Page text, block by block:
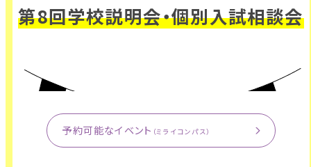
第8回学校説明会・個別入試相談会
予約可能なイベント （ミライコンパス）